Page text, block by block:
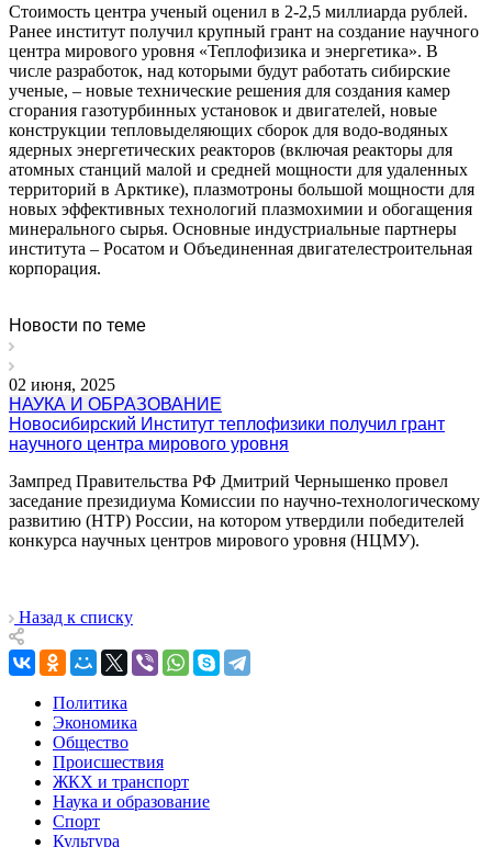
Стоимость центра ученый оценил в 2-2,5 миллиарда рублей.
Ранее институт получил крупный грант на создание научного
центра мирового уровня «Теплофизика и энергетика». В
числе разработок, над которыми будут работать сибирские
ученые, – новые технические решения для создания камер
сгорания газотурбинных установок и двигателей, новые
конструкции тепловыделяющих сборок для водо-водяных
ядерных энергетических реакторов (включая реакторы для
атомных станций малой и средней мощности для удаленных
территорий в Арктике), плазмотроны большой мощности для
новых эффективных технологий плазмохимии и обогащения
минерального сырья. Основные индустриальные партнеры
института – Росатом и Объединенная двигателестроительная
корпорация.
Новости по теме
02 июня, 2025
НАУКА И ОБРАЗОВАНИЕ
Новосибирский Институт теплофизики получил грант
научного центра мирового уровня
Зампред Правительства РФ Дмитрий Чернышенко провел
заседание президиума Комиссии по научно-технологическому
развитию (НТР) России, на котором утвердили победителей
конкурса научных центров мирового уровня (НЦМУ).
Назад к списку
Политика
Экономика
Общество
Происшествия
ЖКХ и транспорт
Наука и образование
Спорт
Культура